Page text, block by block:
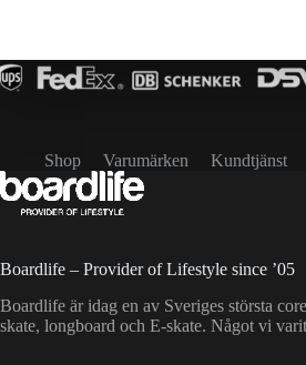
Shop Varumärken Kundtjänst
Boardlife – Provider of Lifestyle since ’05
Boardlife är idag en av Sveriges största
skate, longboard och E-skate. Något vi